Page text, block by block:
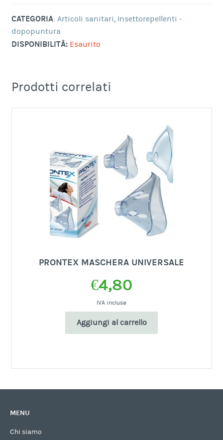
CATEGORIA: Articoli sanitari, Insettorepellenti -
dopopuntura
DISPONIBILITÀ: Esaurito
Prodotti correlati
PRONTEX MASCHERA UNIVERSALE
€4,80
IVA inclusa
Aggiungi al carrello
MENU
Chi siamo